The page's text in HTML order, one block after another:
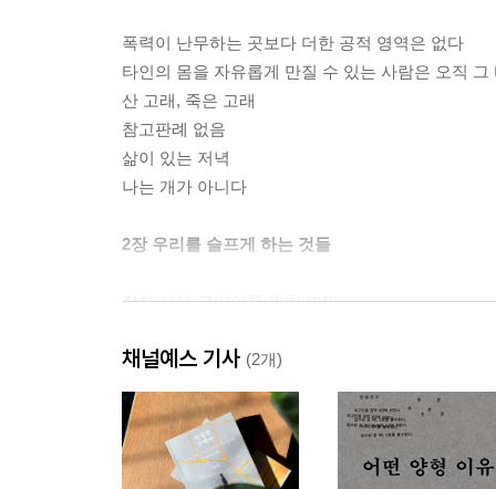
폭력이 난무하는 곳보다 더한 공적 영역은 없다
타인의 몸을 자유롭게 만질 수 있는 사람은 오직 그
산 고래, 죽은 고래
참고판례 없음
삶이 있는 저녁
나는 개가 아니다
2장 우리를 슬프게 하는 것들
장화 신은 고양이를 위한 변명
우리를 슬프게 하는 것들
우리 자기
습설
얼어버린 어깨
채널예스 기사 (2개)